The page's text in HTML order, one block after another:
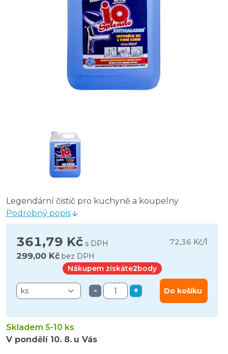
Legendární čistič pro kuchyně a koupelny
Podrobný popis
361,79 Kč s DPH 72,36 Kč/
299,00 Kč bez DPH
Nákupem získáte2body
- + Do košíku
Skladem 5-10 ks
V pondělí 10. 8. u Vás